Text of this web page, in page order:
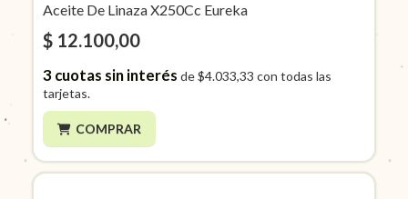
Aceite De Linaza X250Cc Eureka
$ 12.100,00
3cuotas sin interés de$4.033,33 con todas las
tarjetas.
COMPRAR